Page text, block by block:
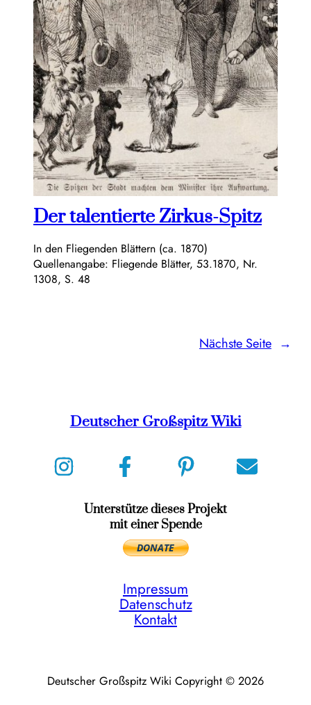
Der talentierte Zirkus-Spitz
In den Fliegenden Blättern (ca. 1870)
Quellenangabe: Fliegende Blätter, 53.1870, Nr.
1308, S. 48
Nächste Seite →
Deutscher Großspitz Wiki
Unterstütze dieses Projekt
mit einer Spende
Impressum
Datenschutz
Kontakt
Deutscher Großspitz Wiki Copyright © 2026